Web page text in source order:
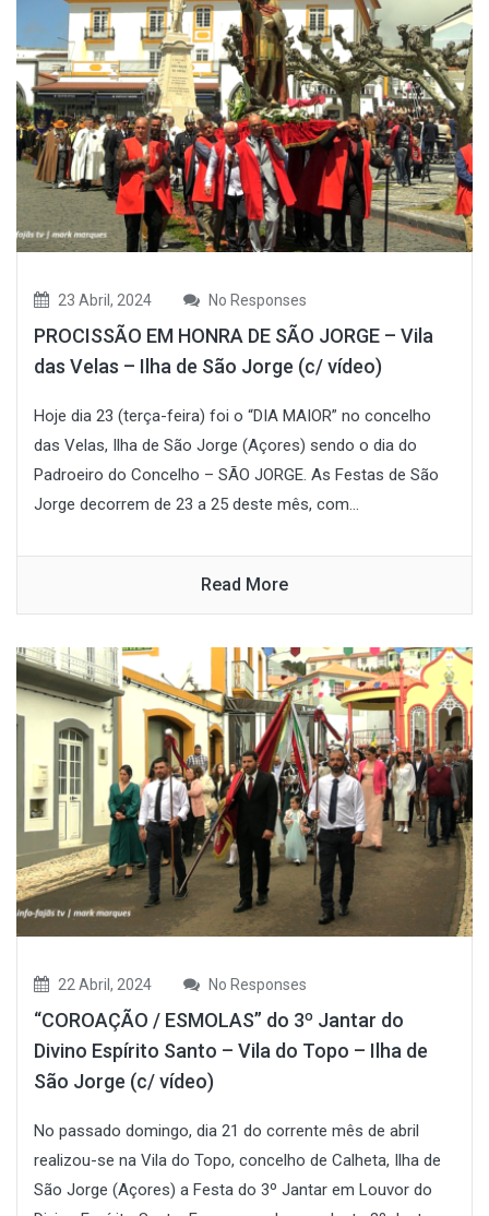
23 Abril, 2024 No Responses
PROCISSÃO EM HONRA DE SÃO JORGE – Vila
das Velas – Ilha de São Jorge (c/ vídeo)
Hoje dia 23 (terça-feira) foi o “DIA MAIOR” no concelho
das Velas, Ilha de São Jorge (Açores) sendo o dia do
Padroeiro do Concelho – SÃO JORGE. As Festas de São
Jorge decorrem de 23 a 25 deste mês, com...
Read More
22 Abril, 2024 No Responses
“COROAÇÃO / ESMOLAS” do 3º Jantar do
Divino Espírito Santo – Vila do Topo – Ilha de
São Jorge (c/ vídeo)
No passado domingo, dia 21 do corrente mês de abril
realizou-se na Vila do Topo, concelho de Calheta, Ilha de
São Jorge (Açores) a Festa do 3º Jantar em Louvor do